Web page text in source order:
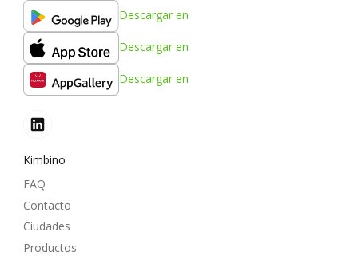
Descargar en
Descargar en
Descargar en
Kimbino
FAQ
Contacto
Ciudades
Productos